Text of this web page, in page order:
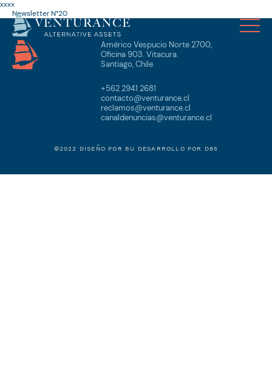
xxxx
Newsletter N°20
Américo Vespucio Norte 2700,
Oficina 903. Vitacura.
Santiago, Chile.
+562 2941 2681
contacto@venturance.cl
reclamos@venturance.cl
canaldenuncias@venturance.cl
©2022 DISEÑO POR BU DESARROLLO POR D85